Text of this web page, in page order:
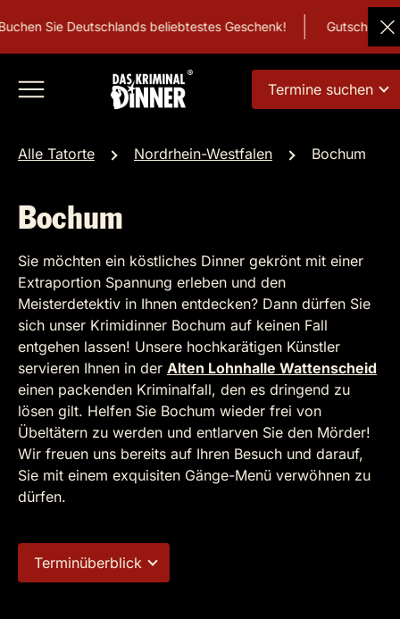
Sie Deutschlands beliebtestes Geschenk! Gutschein
Termine suchen
Alle Tatorte Nordrhein-Westfalen Bochum
Bochum
Sie möchten ein köstliches Dinner gekrönt mit einer
Extraportion Spannung erleben und den
Meisterdetektiv in Ihnen entdecken? Dann dürfen Sie
sich unser Krimidinner Bochum auf keinen Fall
entgehen lassen! Unsere hochkarätigen Künstler
servieren Ihnen in der Alten Lohnhalle Wattenscheid
einen packenden Kriminalfall, den es dringend zu
lösen gilt. Helfen Sie Bochum wieder frei von
Übeltätern zu werden und entlarven Sie den Mörder!
Wir freuen uns bereits auf Ihren Besuch und darauf,
Sie mit einem exquisiten Gänge-Menü verwöhnen zu
dürfen.
Terminüberblick